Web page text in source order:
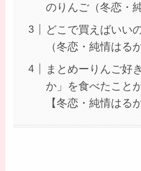
のりんご（冬恋・
どこで買えばいい
（冬恋・純情はる
まとめーりんご好
か」を食べたこと
【冬恋・純情はるか